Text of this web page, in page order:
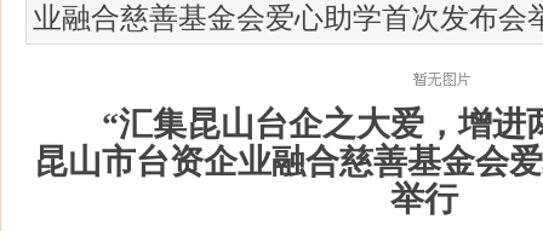
业融合慈善基金会爱心助学首次发布会
“汇集昆山台企之大爱，增进
昆山市台资企业融合慈善基金会
举行